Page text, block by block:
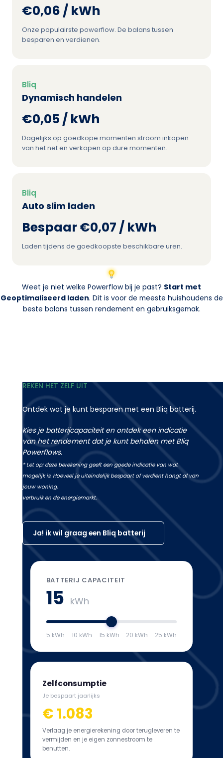
€0,06 / kWh
Onze populairste powerflow. De balans tussen
besparen en verdienen.
Bliq
Dynamisch handelen
€0,05 / kWh
Dagelijks op goedkope momenten stroom inkopen
van het net en verkopen op dure momenten.
Bliq
Auto slim laden
Bespaar €0,07 / kWh
Laden tijdens de goedkoopste beschikbare uren.
Weet je niet welke Powerflow bij je past? Start met
Geoptimaliseerd laden. Dit is voor de meeste huishoudens de
beste balans tussen rendement en gebruiksgemak.
REKEN HET ZELF UIT
Ontdek wat je kunt besparen met een Bliq batterij.
Kies je batterijcapaciteit en ontdek een indicatie
van het rendement dat je kunt behalen met Bliq
Powerflows.
* Let op: deze berekening geeft een goede indicatie van wat
mogelijk is. Hoeveel je uiteindelijk bespaart of verdient hangt af van
jouw woning,
verbruik en de energiemarkt.
Ja! ik wil graag een Bliq batterij
BATTERIJ CAPACITEIT
15 kWh
5 kWh 10 kWh 15 kWh 20 kWh 25 kWh
Zelfconsumptie
Je bespaart jaarlijks
€ 1.083
Verlaag je energierekening door terugleveren te
vermijden en je eigen zonnestroom te
benutten.